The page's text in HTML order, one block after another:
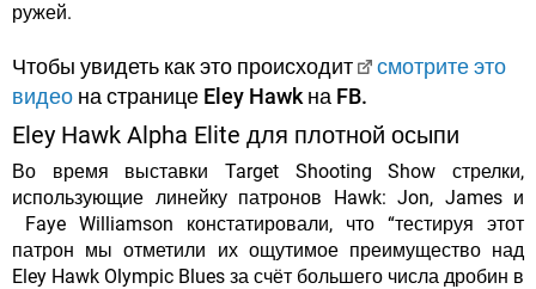
ружей.
Чтобы увидеть как это происходит
смотрите это
видео на странице Eley Hawk на FB.
Eley Hawk Alpha Elite для плотной осыпи
Во время выставки Target Shooting Show стрелки,
использующие линейку патронов Hawk: Jon, James и
Faye Williamson констатировали, что “тестируя этот
патрон мы отметили их ощутимое преимущество над
Eley Hawk Olympic Blues за счёт большего числа дробин в